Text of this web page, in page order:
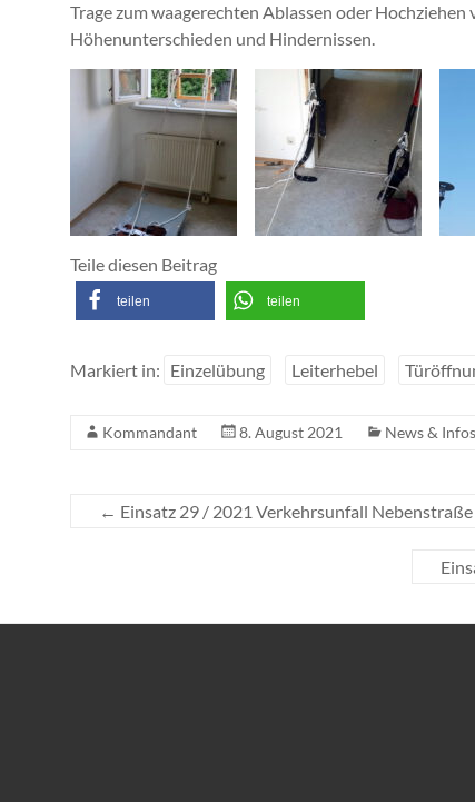
Trage zum waagerechten Ablassen oder
Höhenunterschieden und Hindernissen.
Teile diesen Beitrag
teilen teilen
Markiert in: Einzelübung Leiterhebel
Kommandant 8. August 2021 News & Infos
← Einsatz 29 / 2021 Verkehrsunfall Nebenstraße